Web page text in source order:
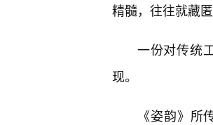
精髓，往往就藏
一份对传统
现。
《姿韵》所